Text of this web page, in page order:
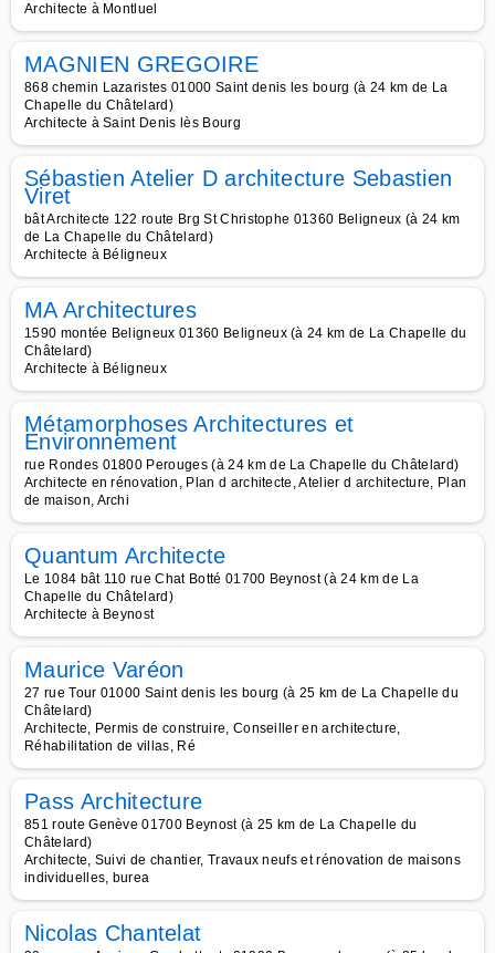
Architecte à Montluel
MAGNIEN GREGOIRE
868 chemin Lazaristes 01000 Saint denis les bourg (à 24 km de La
Chapelle du Châtelard)
Architecte à Saint Denis lès Bourg
Sébastien Atelier D architecture Sebastien
Viret
bât Architecte 122 route Brg St Christophe 01360 Beligneux (à 24 km
de La Chapelle du Châtelard)
Architecte à Béligneux
MA Architectures
1590 montée Beligneux 01360 Beligneux (à 24 km de La Chapelle du
Châtelard)
Architecte à Béligneux
Métamorphoses Architectures et
Environnement
rue Rondes 01800 Perouges (à 24 km de La Chapelle du Châtelard)
Architecte en rénovation, Plan d architecte, Atelier d architecture, Plan
de maison, Archi
Quantum Architecte
Le 1084 bât 110 rue Chat Botté 01700 Beynost (à 24 km de La
Chapelle du Châtelard)
Architecte à Beynost
Maurice Varéon
27 rue Tour 01000 Saint denis les bourg (à 25 km de La Chapelle du
Châtelard)
Architecte, Permis de construire, Conseiller en architecture,
Réhabilitation de villas, Ré
Pass Architecture
851 route Genève 01700 Beynost (à 25 km de La Chapelle du
Châtelard)
Architecte, Suivi de chantier, Travaux neufs et rénovation de maisons
individuelles, burea
Nicolas Chantelat